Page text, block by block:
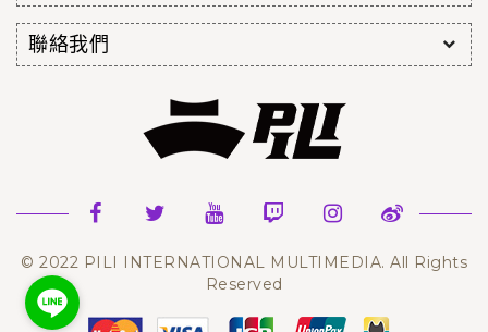
聯絡我們
© 2022 PILI INTERNATIONAL MULTIMEDIA. All Rights
Reserved